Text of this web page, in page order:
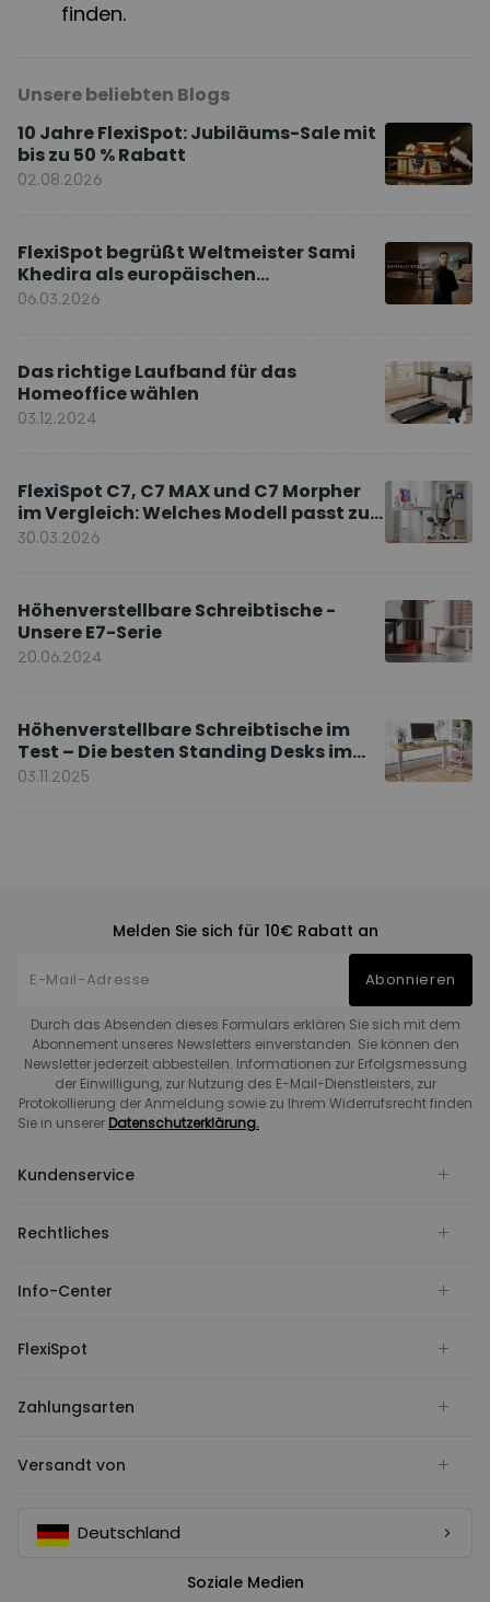
finden.
Unsere beliebten Blogs
10 Jahre FlexiSpot: Jubiläums-Sale mit
bis zu 50 % Rabatt
02.08.2026
FlexiSpot begrüßt Weltmeister Sami
Khedira als europäischen
Markenbotschafter
06.03.2026
Das richtige Laufband für das
Homeoffice wählen
03.12.2024
FlexiSpot C7, C7 MAX und C7 Morpher
im Vergleich: Welches Modell passt zu
Ihnen?
30.03.2026
Höhenverstellbare Schreibtische -
Unsere E7-Serie
20.06.2024
Höhenverstellbare Schreibtische im
Test – Die besten Standing Desks im
Vergleich
03.11.2025
Melden Sie sich für 10€ Rabatt an
Abonnieren
Durch das Absenden dieses Formulars erklären Sie sich mit dem
Abonnement unseres Newsletters einverstanden. Sie können den
Newsletter jederzeit abbestellen. Informationen zur Erfolgsmessung
der Einwilligung, zur Nutzung des E-Mail-Dienstleisters, zur
Protokollierung der Anmeldung sowie zu Ihrem Widerrufsrecht finden
Sie in unserer Datenschutzerklärung.
Kundenservice
Rechtliches
Info-Center
FlexiSpot
Zahlungsarten
Versandt von
Deutschland
Soziale Medien